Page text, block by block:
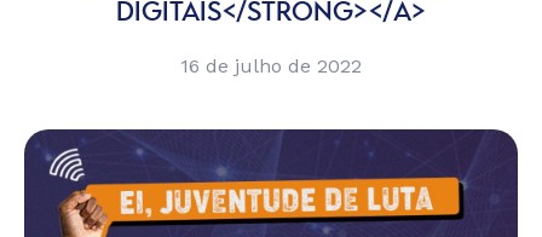
DIGITAIS</STRONG></A>
16 de julho de 2022